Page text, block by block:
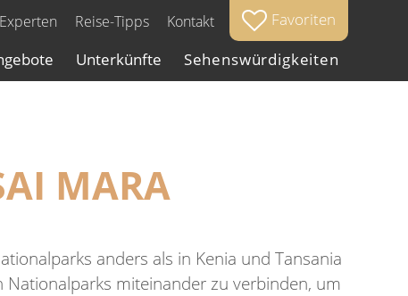
Favoriten
Reise-Tipps Kontakt
Unterkünfte Sehenswürdigkeiten
MARA
anders als in Kenia und Tansania
miteinander zu verbinden, um